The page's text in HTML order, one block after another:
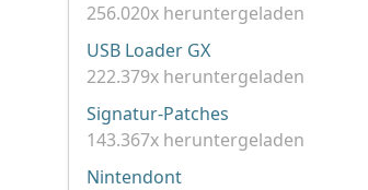
256.020x heruntergeladen
USB Loader GX
222.379x heruntergeladen
Signatur-Patches
143.367x heruntergeladen
Nintendont